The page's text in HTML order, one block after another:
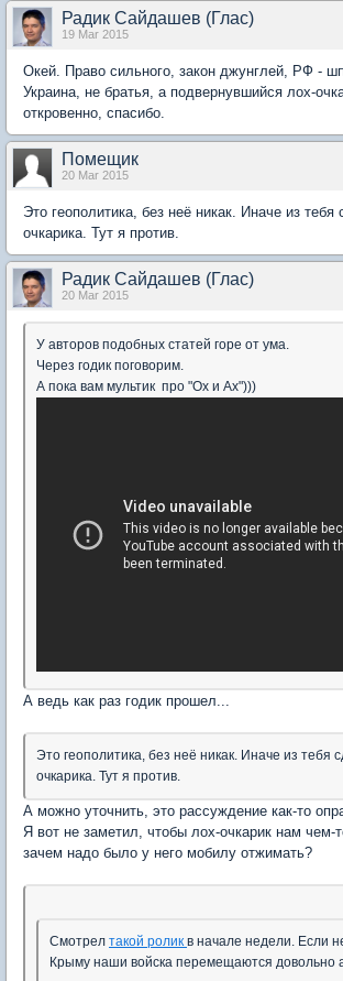
Радик Сайдашев (Глас)
19 Mar 2015
Окей. Право сильного, закон джунглей, РФ -
Украина, не братья, а подвернувшийся лох-
откровенно, спасибо.
Помещик
20 Mar 2015
Это геополитика, без неё никак. Иначе из
очкарика. Тут я против.
Радик Сайдашев (Глас)
20 Mar 2015
У авторов подобных статей горе от ума.
Через годик поговорим.
А пока вам мультик про "Ох и Ах")))
А ведь как раз годик прошел...
Это геополитика, без неё никак. Иначе из тебя
очкарика. Тут я против.
А можно уточнить, это рассуждение как-то
Я вот не заметил, чтобы лох-очкарик нам чем-
зачем надо было у него мобилу отжимать?
Смотрел такой ролик в начале недели. Если
Крыму наши войска перемещаются довольно